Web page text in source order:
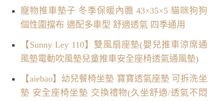
寵物推車墊子 冬季保暖內膽 43×35×5 貓咪狗狗
個性圍擋布 適配多車型 舒適透氣 四季通用
【Sunny Ley 110】雙風扇座墊(嬰兒推車涼席通
風墊電動吹風墊兒童推車安全座椅透氣通風墊)
【aiebao】幼兒餐椅坐墊 寶寶透氣座墊 可拆洗坐
墊 安全座椅坐墊 交換禮物(久坐舒適/透氣不悶